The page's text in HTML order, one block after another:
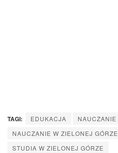
TAGI: EDUKACJA
NAUCZANIE
NAUCZANIE W ZIELONEJ GÓRZE
STUDIA W ZIELONEJ GÓRZE